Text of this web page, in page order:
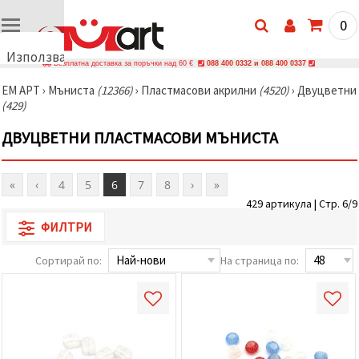
Използваме
🍪
Използваме
и подобни
технологии,
за да
осигурим
правилната
работа на
подобрим
твоето
и, с твое
съгласие,
0
Безплатна доставка за поръчки над 60 € 088 400 0332 и 088 400 0337
ЕМ АРТ › Мъниста (12366)› Пластмасови акрилни (4520)› Двуцветни
(429)
ДВУЦВЕТНИ ПЛАСТМАСОВИ МЪНИСТА
« ‹ 4 5 6 7 8 › »
429 артикула | Стр. 6/9
ФИЛТРИ
Сортирай по: На страница по: